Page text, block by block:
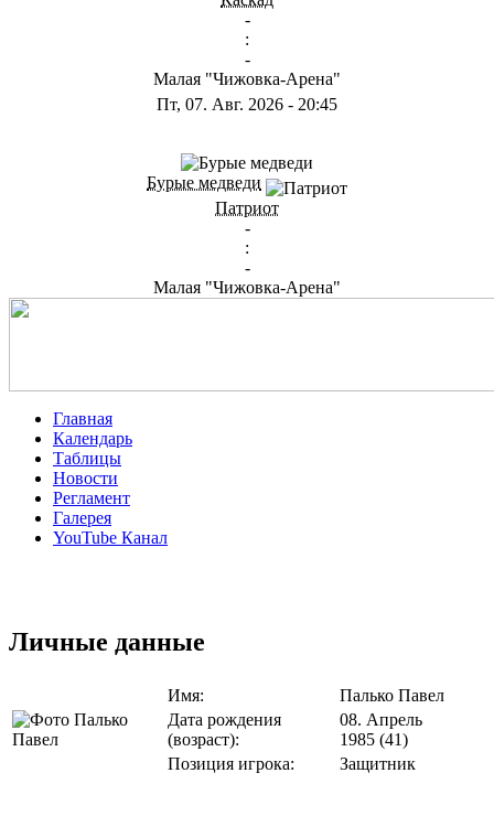
-
:
-
Малая "Чижовка-Арена"
Пт, 07. Авг. 2026 - 20:45
Бурые медведи
Патриот
-
:
-
Малая "Чижовка-Арена"
Главная
Календарь
Таблицы
Новости
Регламент
Галерея
YouTube Канал
Личные данные
Имя:
Палько Павел
Дата рождения
(возраст):
08. Апрель
1985 (41)
Позиция игрока:
Защитник